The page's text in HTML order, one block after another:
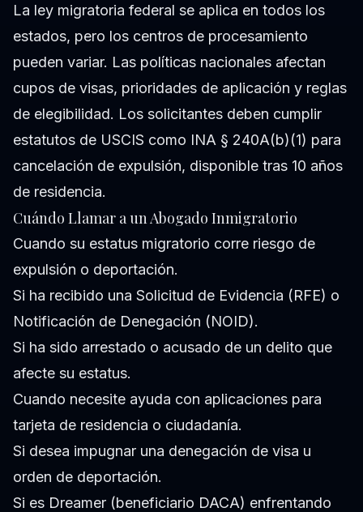
La ley migratoria federal se aplica en todos los
estados, pero los centros de procesamiento
pueden variar. Las políticas nacionales afectan
cupos de visas, prioridades de aplicación y reglas
de elegibilidad. Los solicitantes deben cumplir
estatutos de USCIS como INA § 240A(b)(1) para
cancelación de expulsión, disponible tras 10 años
de residencia.
Cuándo Llamar a un Abogado Inmigratorio
Cuando su estatus migratorio corre riesgo de
expulsión o deportación.
Si ha recibido una Solicitud de Evidencia (RFE) o
Notificación de Denegación (NOID).
Si ha sido arrestado o acusado de un delito que
afecte su estatus.
Cuando necesite ayuda con aplicaciones para
tarjeta de residencia o ciudadanía.
Si desea impugnar una denegación de visa u
orden de deportación.
Si es Dreamer (beneficiario DACA) enfrentando